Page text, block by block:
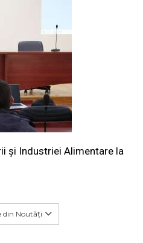
și Industriei Alimentare la
din Noutăți